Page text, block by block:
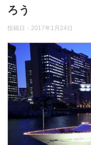
ろう
投稿日： 2017年1月24日